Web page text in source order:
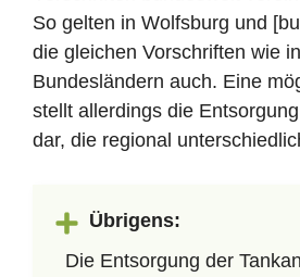
So gelten in Wolfsburg und
die gleichen Vorschriften wie
Bundesländern auch. Eine
stellt allerdings die
dar, die regional
Übrigens:
Die Entsorgung der